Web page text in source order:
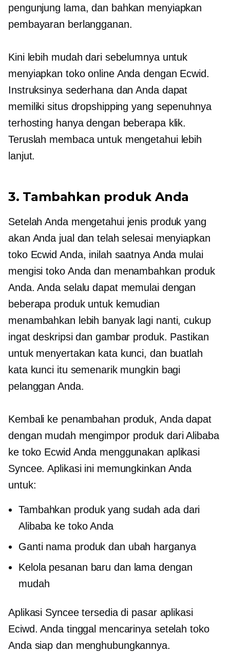
pengunjung lama, dan bahkan menyiapkan
pembayaran berlangganan.
Kini lebih mudah dari sebelumnya untuk
menyiapkan toko online Anda dengan Ecwid.
Instruksinya sederhana dan Anda dapat
memiliki situs dropshipping yang sepenuhnya
terhosting hanya dengan beberapa klik.
Teruslah membaca untuk mengetahui lebih
lanjut.
3. Tambahkan produk Anda
Setelah Anda mengetahui jenis produk yang
akan Anda jual dan telah selesai menyiapkan
toko Ecwid Anda, inilah saatnya Anda mulai
mengisi toko Anda dan menambahkan produk
Anda. Anda selalu dapat memulai dengan
beberapa produk untuk kemudian
menambahkan lebih banyak lagi nanti, cukup
ingat deskripsi dan gambar produk. Pastikan
untuk menyertakan kata kunci, dan buatlah
kata kunci itu semenarik mungkin bagi
pelanggan Anda.
Kembali ke penambahan produk, Anda dapat
dengan mudah mengimpor produk dari Alibaba
ke toko Ecwid Anda menggunakan aplikasi
Syncee. Aplikasi ini memungkinkan Anda
untuk:
Tambahkan produk yang sudah ada dari
Alibaba ke toko Anda
Ganti nama produk dan ubah harganya
Kelola pesanan baru dan lama dengan
mudah
Aplikasi Syncee tersedia di pasar aplikasi
Eciwd. Anda tinggal mencarinya setelah toko
Anda siap dan menghubungkannya.